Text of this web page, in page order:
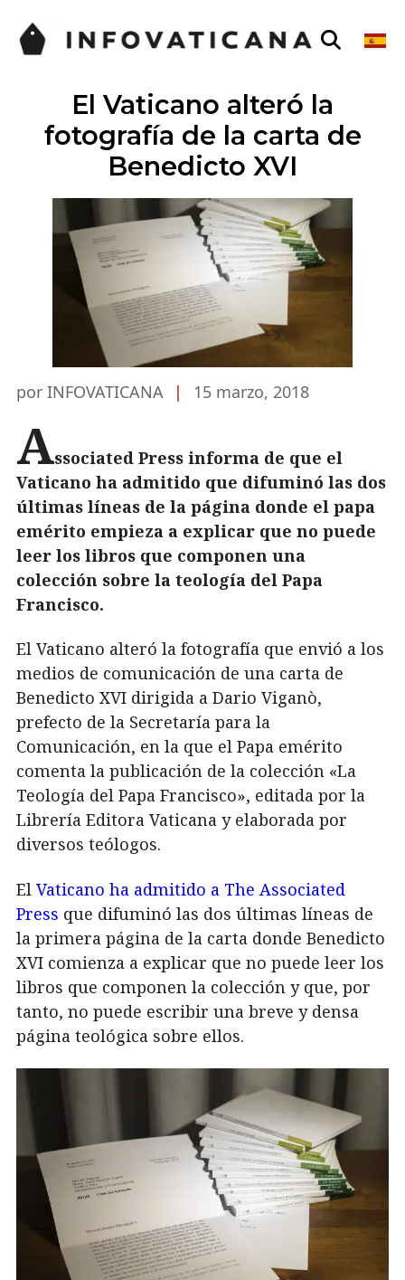
El Vaticano alteró la
fotografía de la carta de
Benedicto XVI
por INFOVATICANA | 15 marzo, 2018
Associated Press informa de que el
Vaticano ha admitido que difuminó las dos
últimas líneas de la página donde el papa
emérito empieza a explicar que no puede
leer los libros que componen una
colección sobre la teología del Papa
Francisco.
El Vaticano alteró la fotografía que envió a los
medios de comunicación de una carta de
Benedicto XVI dirigida a Dario Viganò,
prefecto de la Secretaría para la
Comunicación, en la que el Papa emérito
comenta la publicación de la colección «La
Teología del Papa Francisco», editada por la
Librería Editora Vaticana y elaborada por
diversos teólogos.
El Vaticano ha admitido a The Associated
Press que difuminó las dos últimas líneas de
la primera página de la carta donde Benedicto
XVI comienza a explicar que no puede leer los
libros que componen la colección y que, por
tanto, no puede escribir una breve y densa
página teológica sobre ellos.